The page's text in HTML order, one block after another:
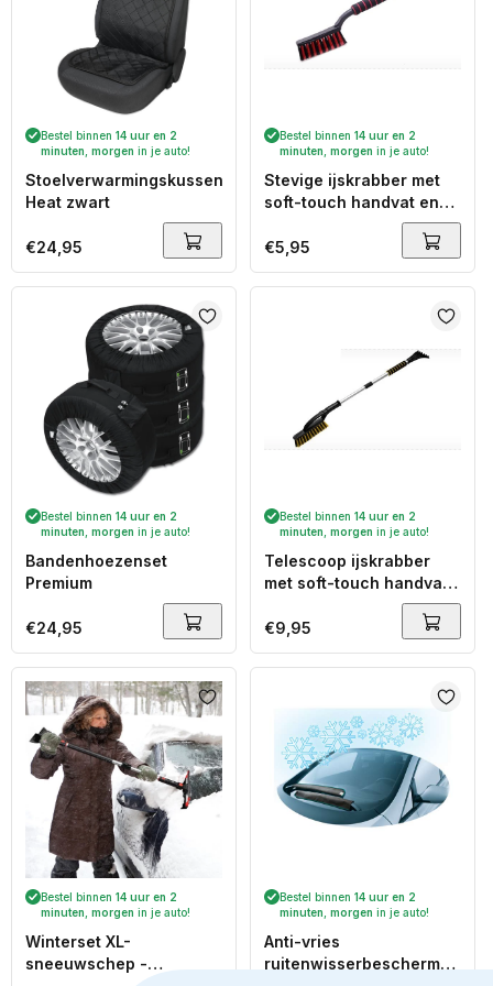
Bestel binnen 14 uur en 2
minuten morgen in je auto!
Stoelverwarmingskussen
Heat zwart
Normale
prijs
€24,95
Bestel binnen 14 uur en 2
minuten morgen in je auto!
Stevige ijskrabber met
soft-touch handvat en
sneeuwschuiver 50 cm
Normale
prijs
€5,95
Bestel binnen 14 uur en 2
minuten morgen in je auto!
Bandenhoezenset
Premium
Normale
prijs
€24,95
Bestel binnen 14 uur en 2
minuten morgen in je auto!
Telescoop ijskrabber
met soft-touch handvat
en sneeuwschuiver 90-
120 cm
Normale
prijs
€9,95
Bestel binnen 14 uur en 2
minuten morgen in je auto!
Winterset XL-
sneeuwschep -
Bestel binnen 14 uur en 2
minuten morgen in je auto!
Anti-vries
ruitenwisserbeschermer